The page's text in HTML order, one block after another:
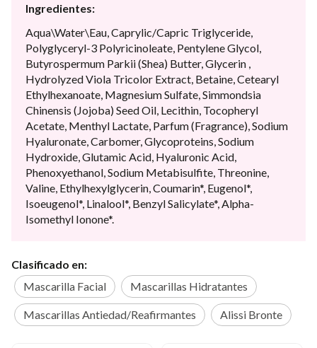
Ingredientes:
Aqua\Water\Eau, Caprylic/Capric Triglyceride,
Polyglyceryl-3 Polyricinoleate, Pentylene Glycol,
Butyrospermum Parkii (Shea) Butter, Glycerin ,
Hydrolyzed Viola Tricolor Extract, Betaine, Cetearyl
Ethylhexanoate, Magnesium Sulfate, Simmondsia
Chinensis (Jojoba) Seed Oil, Lecithin, Tocopheryl
Acetate, Menthyl Lactate, Parfum (Fragrance), Sodium
Hyaluronate, Carbomer, Glycoproteins, Sodium
Hydroxide, Glutamic Acid, Hyaluronic Acid,
Phenoxyethanol, Sodium Metabisulfite, Threonine,
Valine, Ethylhexylglycerin, Coumarin*, Eugenol*,
Isoeugenol*, Linalool*, Benzyl Salicylate*, Alpha-
Isomethyl Ionone*.
Clasificado en:
Mascarilla Facial
Mascarillas Hidratantes
Mascarillas Antiedad/Reafirmantes Alissi Bronte